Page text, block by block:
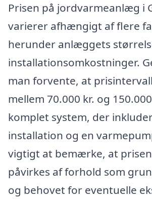
Prisen på jordvarmeanlæg i
varierer afhængigt af flere
herunder anlæggets
installationsomkostninger.
man forvente, at
mellem 70.000 kr. og
komplet system, der
installation og en
vigtigt at bemærke, at
påvirkes af forhold som
og behovet for eventuelle